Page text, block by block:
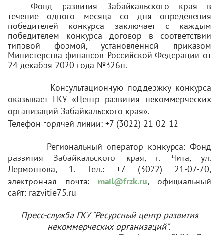
Фонд развития Забайкальского края в
течение одного месяца со дня определения
победителей конкурса заключает с каждым
победителем конкурса договор в соответствии
типовой формой, установленной приказом
Министерства финансов Российской Федерации от
24 декабря 2020 года №326н.
Консультационную поддержку конкурса
оказывает ГКУ «Центр развития некоммерческих
организаций Забайкальского края».
Телефон горячей линии: +7 (3022) 21-02-12
Региональный оператор конкурса: Фонд
развития Забайкальского края, г. Чита, ул.
Лермонтова, 1. Тел.: +7 (3022) 21-07-70,
электронная почта: mail@frzk.ru, официальный
сайт: razvitie75.ru
Пресс-служба ГКУ "Ресурсный центр развития
некоммерческих организаций".